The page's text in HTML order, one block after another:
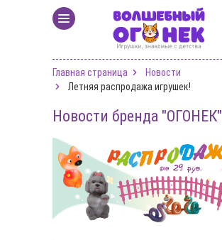
Главная страница
Новости
Летняя распродажа игрушек!
Новости бренда "ОГОНЕК"